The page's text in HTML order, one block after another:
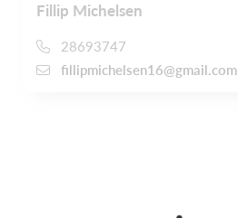
Fillip Michelsen
28693747
fillipmichelsen16@gmail.com